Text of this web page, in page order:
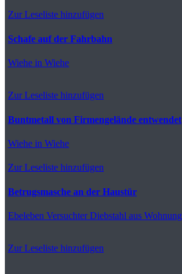
Zur Leseliste hinzufügen
Schafe auf der Fahrbahn
Wiehe in Wiehe
Zur Leseliste hinzufügen
Buntmetall von Firmengelände entwendet
Wiehe in Wiehe
Zur Leseliste hinzufügen
Betrugsmasche an der Haustür
Ebeleben Versuchter Diebstahl aus Wohnung
Zur Leseliste hinzufügen